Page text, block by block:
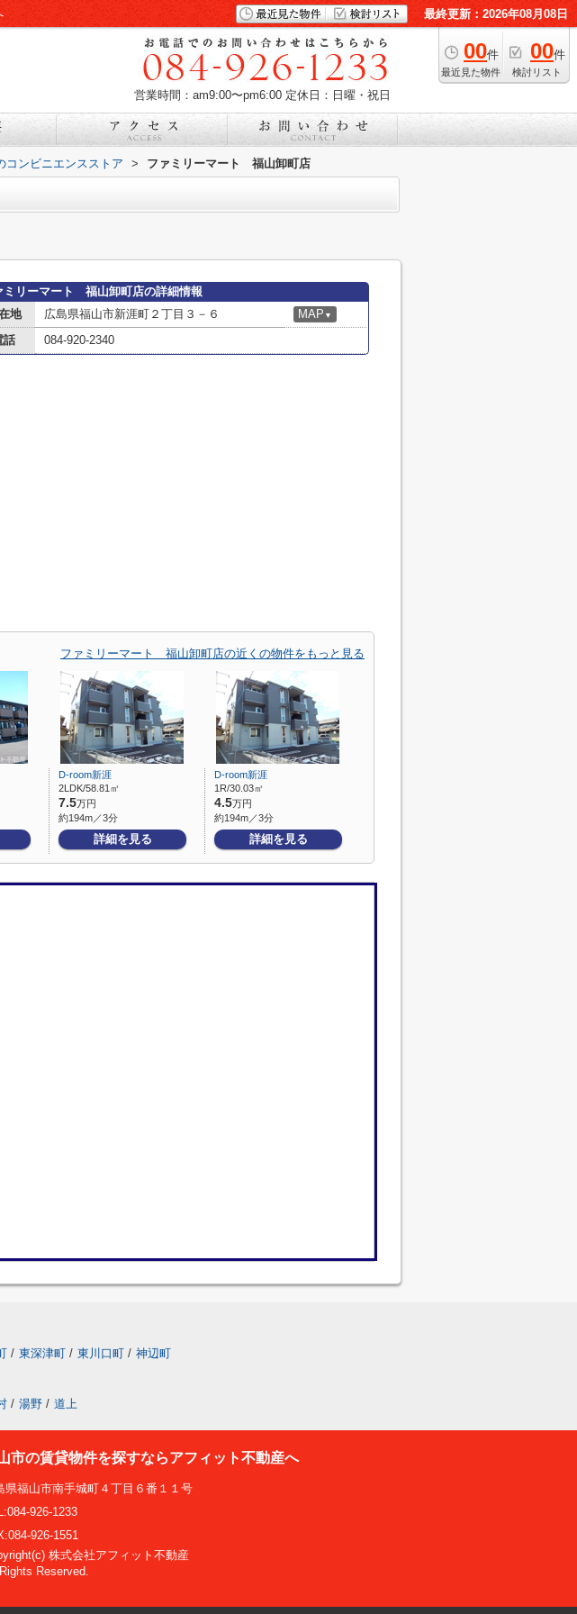
最終更新：2026年08月08日
00件
最近見た物件
00件
検討リスト
営業時間：am9:00〜pm6:00 定休日：日曜・祝日
コンビニエンスストア > ファミリーマート 福山卸町店
ミリーマート 福山卸町店の詳細情報
地
広島県福山市新涯町２丁目３－６ MAP ▼
話 084-920-2340
ファミリーマート 福山卸町店の近くの物件をもっと見る
D-room新涯
2LDK/58.81㎡
7.5万円
約194m／3分
詳細を見る
D-room新涯
1R/30.03㎡
4.5万円
約194m／3分
詳細を見る
/ 東深津町 / 東川口町 / 神辺町
/ 湯野 / 道上
市の賃貸物件を探すならアフィット不動産へ
県福山市南手城町４丁目６番１１号
926-1233
926-1551
株式会社アフィット不動産
Reserved.